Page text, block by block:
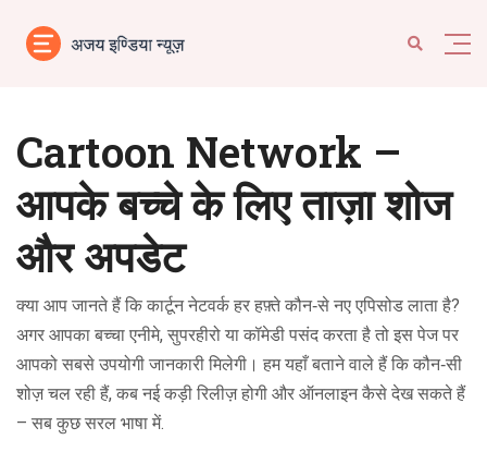
Cartoon Network –
आपके बच्चे के लिए ताज़ा शोज
और अपडेट
क्या आप जानते हैं कि कार्टून नेटवर्क हर हफ़्ते कौन‑से नए एपिसोड लाता है?
अगर आपका बच्चा एनीमे, सुपरहीरो या कॉमेडी पसंद करता है तो इस पेज पर
आपको सबसे उपयोगी जानकारी मिलेगी। हम यहाँ बताने वाले हैं कि कौन‑सी
शोज़ चल रही हैं, कब नई कड़ी रिलीज़ होगी और ऑनलाइन कैसे देख सकते हैं
– सब कुछ सरल भाषा में.